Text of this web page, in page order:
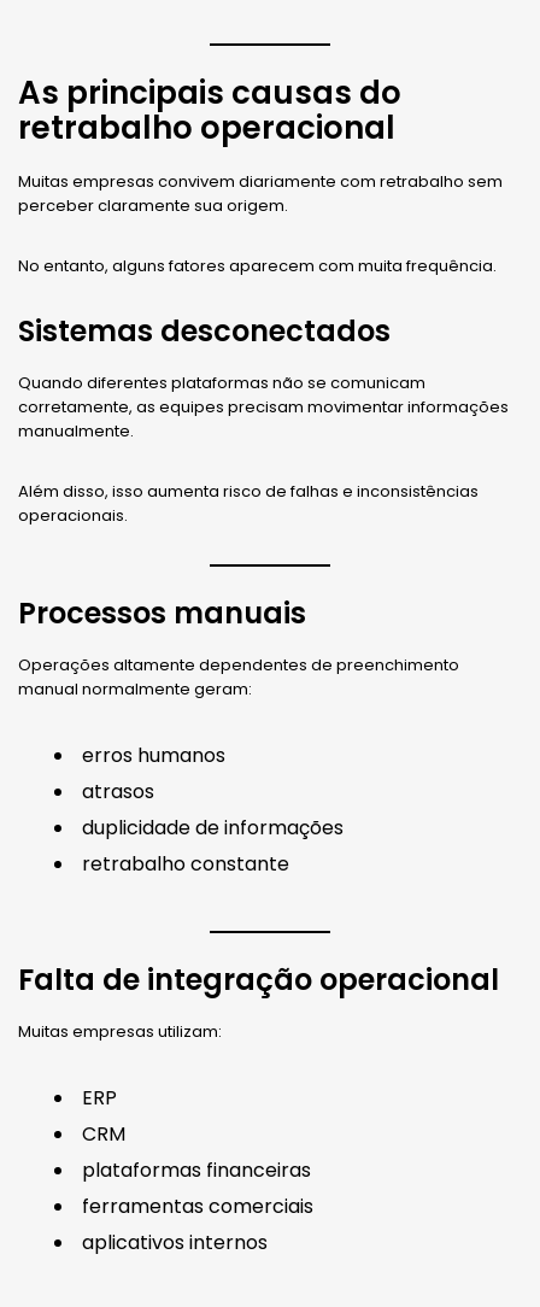
As principais causas do
retrabalho operacional
Muitas empresas convivem diariamente com retrabalho sem
perceber claramente sua origem.
No entanto, alguns fatores aparecem com muita frequência.
Sistemas desconectados
Quando diferentes plataformas não se comunicam
corretamente, as equipes precisam movimentar informações
manualmente.
Além disso, isso aumenta risco de falhas e inconsistências
operacionais.
Processos manuais
Operações altamente dependentes de preenchimento
manual normalmente geram:
erros humanos
atrasos
duplicidade de informações
retrabalho constante
Falta de integração operacional
Muitas empresas utilizam:
ERP
CRM
plataformas financeiras
ferramentas comerciais
aplicativos internos